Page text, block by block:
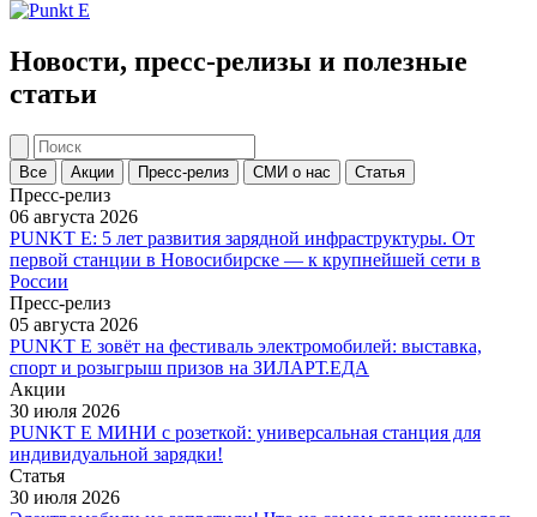
Новости, пресс-релизы и полезные
статьи
Все Акции Пресс-релиз СМИ о нас Статья
Пресс-релиз
06 августа 2026
PUNKT E: 5 лет развития зарядной инфраструктуры. От
первой станции в Новосибирске — к крупнейшей сети в
России
Пресс-релиз
05 августа 2026
PUNKT E зовёт на фестиваль электромобилей: выставка,
спорт и розыгрыш призов на ЗИЛАРТ.ЕДА
Акции
30 июля 2026
PUNKT E МИНИ с розеткой: универсальная станция для
индивидуальной зарядки!
Статья
30 июля 2026